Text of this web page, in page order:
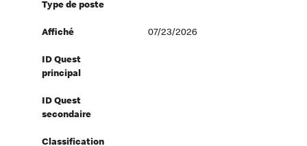
Type de poste
Affiché 07/23/2026
ID Quest
principal
ID Quest
secondaire
Classification